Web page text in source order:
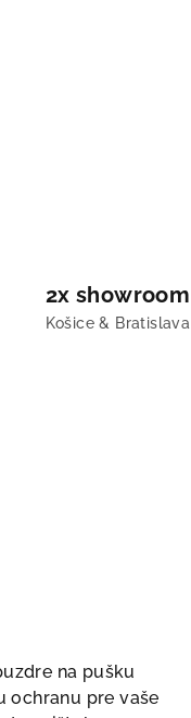
2x showroom
Košice & Bratislava
na pušku
ochranu pre vaše